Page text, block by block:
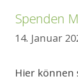
Spenden
14. Januar
Hier können